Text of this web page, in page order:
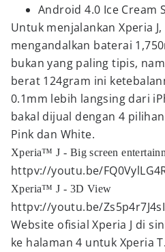
Android 4.0 Ice Cream
Untuk menjalankan Xperia
mengandalkan baterai
bukan yang paling tipis,
berat 124gram ini
0.1mm lebih langsing dari
bakal dijual dengan 4
Pink dan White.
Xperia™ J - Big screen
httpv://youtu.be/
Xperia™ J - 3D View
httpv://youtu.be/Zs5p4r7J4sI
Website ofisial Xperia J di
ke halaman 4 untuk Xperia